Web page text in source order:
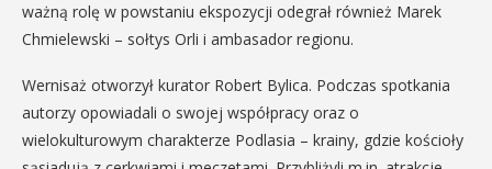
ważną rolę w powstaniu ekspozycji odegrał również Marek
Chmielewski – sołtys Orli i ambasador regionu.
Wernisaż otworzył kurator Robert Bylica. Podczas spotkania
autorzy opowiadali o swojej współpracy oraz o
wielokulturowym charakterze Podlasia – krainy, gdzie kościoły